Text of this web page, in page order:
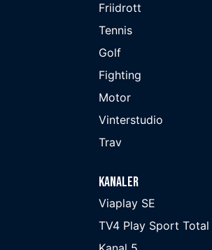
Friidrott
Tennis
Golf
Fighting
Motor
Vinterstudio
Trav
Kanaler
Viaplay SE
TV4 Play Sport Total